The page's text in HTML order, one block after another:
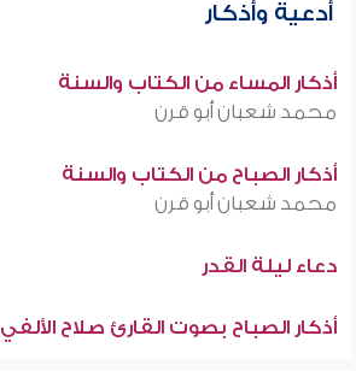
أدعية وأذكار
أذكار المساء من الكتاب والسنة
محمد شعبان أبو قرن
أذكار الصباح من الكتاب والسنة
محمد شعبان أبو قرن
دعاء ليلة القدر
أذكار الصباح بصوت القارئ صلاح الألفي